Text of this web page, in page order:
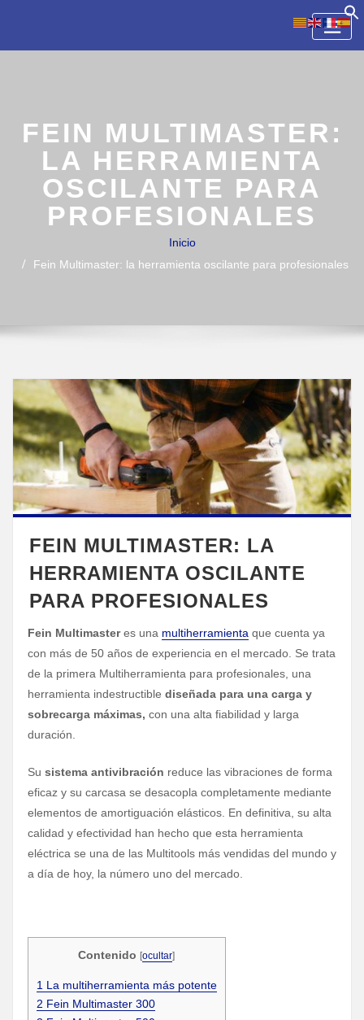
content
FEIN MULTIMASTER:
LA HERRAMIENTA
OSCILANTE PARA
PROFESIONALES
Inicio
Fein Multimaster: la herramienta oscilante para profesionales
FEIN MULTIMASTER: LA
HERRAMIENTA OSCILANTE
PARA PROFESIONALES
Fein Multimasteres una multiherramientaque cuenta ya
con más de 50 años de experiencia en el mercado. Se trata
de la primera Multiherramienta para profesionales, una
herramienta indestructible diseñada para una carga y
sobrecarga máximas, con una alta fiabilidad y larga
duración.
Su sistema antivibración reduce las vibraciones de forma
eficaz y su carcasa se desacopla completamente mediante
elementos de amortiguación elásticos. En definitiva, su alta
calidad y efectividad han hecho que esta herramienta
eléctrica se una de las Multitools más vendidas del mundo y
a día de hoy, la número uno del mercado.
Contenido [ocultar]
1
La multiherramienta más potente
2 Fein Multimaster 300